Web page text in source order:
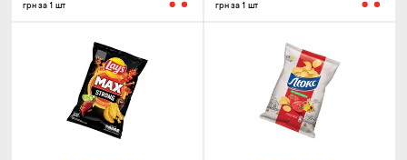
грн за 1 шт грн за 1 шт